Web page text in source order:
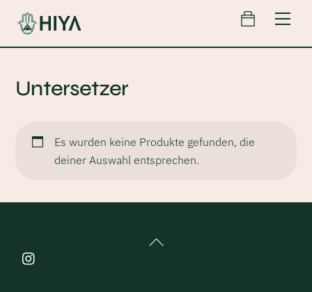
content
Cart
Untersetzer
Es wurden keine Produkte gefunden, die
deiner Auswahl entsprechen.
Back